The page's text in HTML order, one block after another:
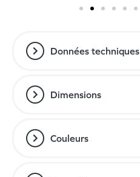
Données techniques
Dimensions
Couleurs